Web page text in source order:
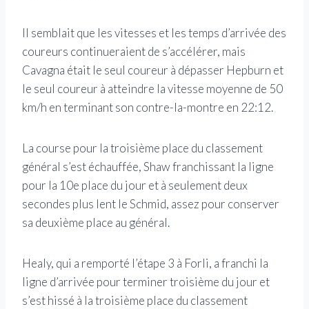
Il semblait que les vitesses et les temps d’arrivée des
coureurs continueraient de s’accélérer, mais
Cavagna était le seul coureur à dépasser Hepburn et
le seul coureur à atteindre la vitesse moyenne de 50
km/h en terminant son contre-la-montre en 22:12.
La course pour la troisième place du classement
général s’est échauffée, Shaw franchissant la ligne
pour la 10e place du jour et à seulement deux
secondes plus lent le Schmid, assez pour conserver
sa deuxième place au général.
Healy, qui a remporté l’étape 3 à Forli, a franchi la
ligne d’arrivée pour terminer troisième du jour et
s’est hissé à la troisième place du classement